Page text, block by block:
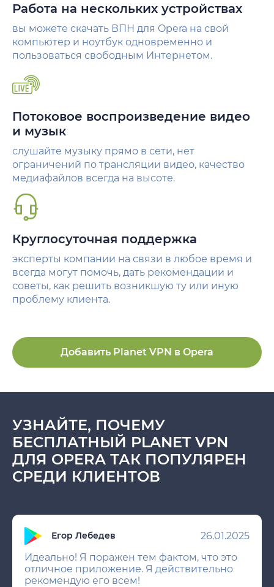
Работа на нескольких устройствах
вы можете скачать ВПН для Opera на свой
компьютер и ноутбук одновременно и
пользоваться свободным Интернетом.
Потоковое воспроизведение видео
и музык
слушайте музыку прямо в сети, нет
ограничений по трансляции видео, качество
медиафайлов всегда на высоте.
Круглосуточная поддержка
эксперты компании на связи в любое время и
всегда могут помочь, дать рекомендации и
советы, как решить возникшую ту или иную
проблему клиента.
Добавить Planet VPN в Opera
УЗНАЙТЕ, ПОЧЕМУ
БЕСПЛАТНЫЙ PLANET VPN
ДЛЯ OPERA ТАК ПОПУЛЯРЕН
СРЕДИ КЛИЕНТОВ
Егор Лебедев
26.01.2025
Идеально! Я поражен тем фактом, что это
отличное приложение. Я действительно
рекомендую его всем!